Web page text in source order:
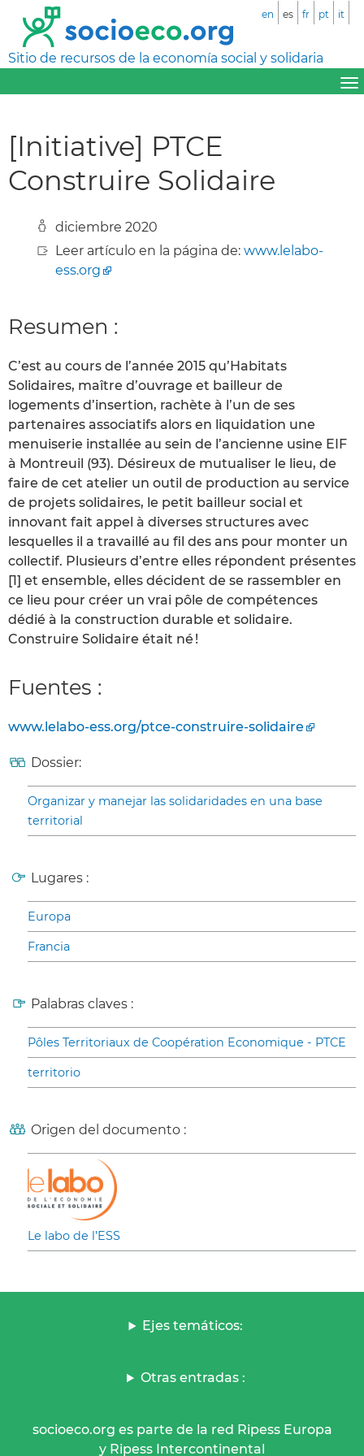
Sitio de recursos de la economía social y solidaria
en es fr pt it
[Initiative] PTCE
Construire Solidaire
diciembre 2020
Leer artículo en la página de: www.lelabo-
ess.org
Resumen :
C’est au cours de l’année 2015 qu’Habitats
Solidaires, maître d’ouvrage et bailleur de
logements d’insertion, rachète à l’un de ses
partenaires associatifs alors en liquidation une
menuiserie installée au sein de l’ancienne usine EIF
à Montreuil (93). Désireux de mutualiser le lieu, de
faire de cet atelier un outil de production au service
de projets solidaires, le petit bailleur social et
innovant fait appel à diverses structures avec
lesquelles il a travaillé au fil des ans pour monter un
collectif. Plusieurs d’entre elles répondent présentes
[1] et ensemble, elles décident de se rassembler en
ce lieu pour créer un vrai pôle de compétences
dédié à la construction durable et solidaire.
Construire Solidaire était né !
Fuentes :
www.lelabo-ess.org/ptce-construire-solidaire
Dossier:
Organizar y manejar las solidaridades en una base
territorial
Lugares :
Europa
Francia
Palabras claves :
Pôles Territoriaux de Coopération Economique - PTCE
territorio
Origen del documento :
Le labo de l’ESS
Ejes temáticos:
Otras entradas :
socioeco.org es parte de la red Ripess Europa
y Ripess Intercontinental